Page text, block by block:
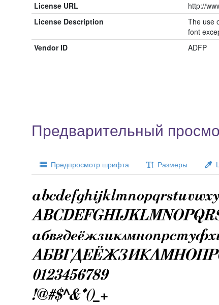
License URL
http://
License Description
The use
font
Vendor ID
ADFP
Предварительный
Предпросмотр шрифта Размеры